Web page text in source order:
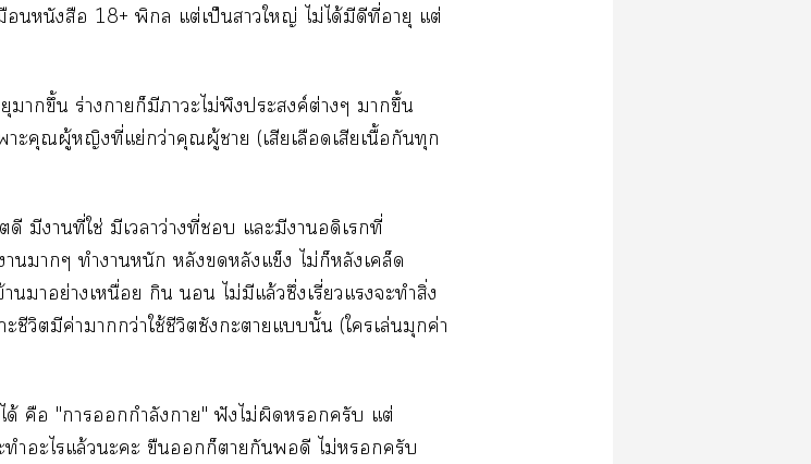
อนหนังสือ 18+ พิกล แต่เป็นาใหญ่ ไม่ได้มีดีที่อายุ แต่
ยุาขึ้น ร่างาก็มีาะไม่พึงประสงค์ต่างๆ าขึ้น
าะคุณผู้หญิงที่แย่กว่าคุณผู้า (เสียเลือดเสียเนื้อกันทุก
มีาที่ใช่ มีเาว่างที่ แะมีาอดิเรกที่
าๆ ทำาหนัก หลังหลังแข็ง ไม่ก็หลังเคล็ด
าอย่างเหนื่อย กิน  ไม่มีแล้วซึ่งเรี่ยวแรงะทำสิ่ง
ะชีวิตมีค่าากว่าใช้ชีวิตซังกะตายแนั้น (ใเล่นมุกค่า
ด้ คือ "ากำลังา" ฟังไม่ผิดครับ แต่
ำะไแล้วะะ ขืนก็ากันดี ไม่ครับ